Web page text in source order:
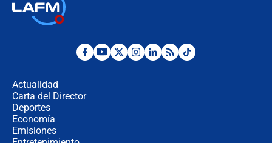
Posesión de Abelardo De La Espriella
Actualidad
Carta del Director
Deportes
Economía
Emisiones